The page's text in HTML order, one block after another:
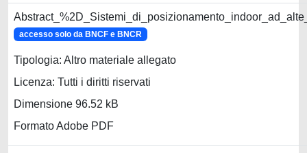
accesso solo da BNCF e BNCR
Tipologia: Altro materiale allegato
Licenza: Tutti i diritti riservati
Dimensione 96.52 kB
Formato Adobe PDF